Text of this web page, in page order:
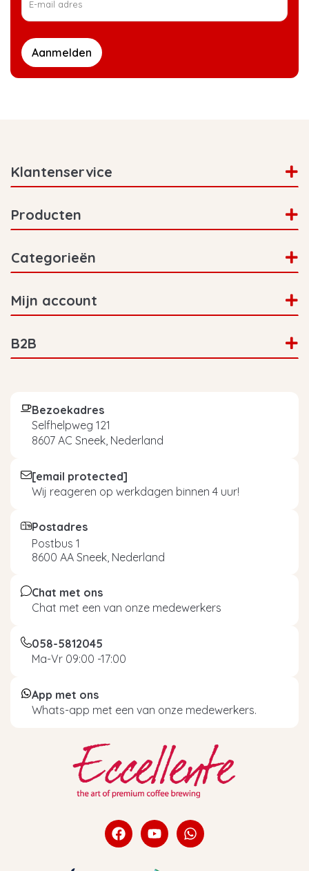
Aanmelden
Klantenservice
Producten
Categorieën
Mijn account
B2B
Bezoekadres
Selfhelpweg 121
8607 AC Sneek, Nederland
[email protected]
Wij reageren op werkdagen binnen 4 uur!
Postadres
Postbus 1
8600 AA Sneek, Nederland
Chat met ons
Chat met een van onze medewerkers
058-5812045
Ma-Vr 09:00 -17:00
App met ons
Whats-app met een van onze medewerkers.